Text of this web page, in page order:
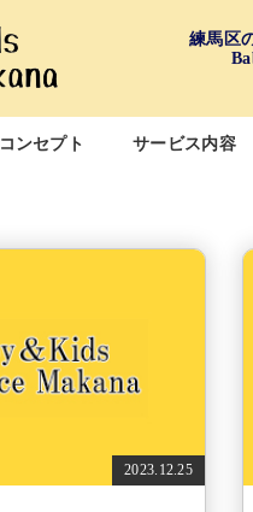
練馬区
コンセプト サービス内容
2023.12.25